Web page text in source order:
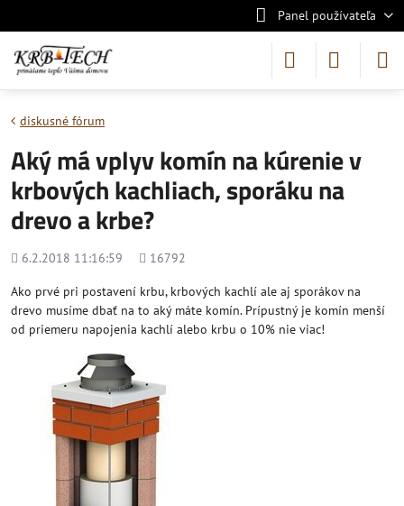
Panel používateľa
diskusné fórum
Aký má vplyv komín na kúrenie v
krbových kachliach, sporáku na
drevo a krbe?
Pridané
6.2.2018 11:16:59
Počet
16792
Ako prvé pri postavení krbu, krbových kachlí ale aj sporákov na
drevo musíme dbať na to aký máte komín. Prípustný je komín menší
od priemeru napojenia kachlí alebo krbu o 10% nie viac!